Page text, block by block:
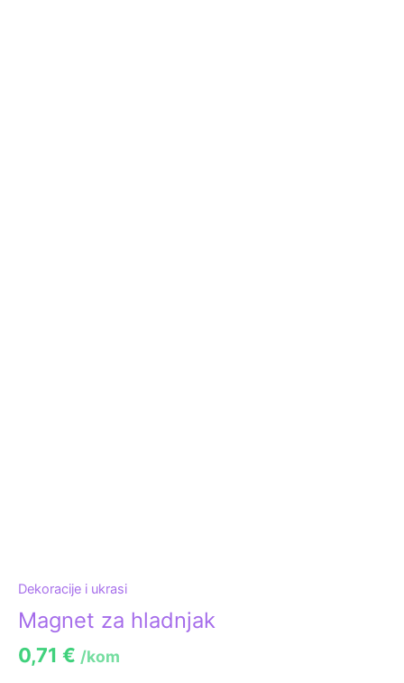
Dekoracije i ukrasi
Magnet za hladnjak
0,71 € /kom